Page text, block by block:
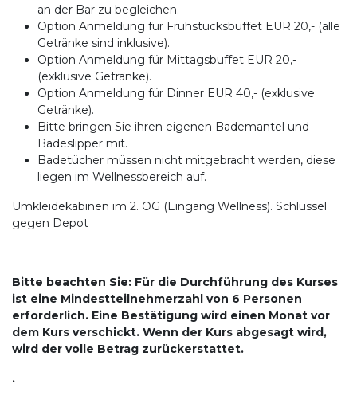
an der Bar zu begleichen.
Option Anmeldung für Frühstücksbuffet EUR 20,- (alle
Getränke sind inklusive).
Option Anmeldung für Mittagsbuffet EUR 20,-
(exklusive Getränke).
Option Anmeldung für Dinner EUR 40,- (exklusive
Getränke).
Bitte bringen Sie ihren eigenen Bademantel und
Badeslipper mit.
Badetücher müssen nicht mitgebracht werden, diese
liegen im Wellnessbereich auf.
Umkleidekabinen im 2. OG (Eingang Wellness). Schlüssel
gegen Depot
Bitte beachten Sie: Für die Durchführung des Kurses
ist eine Mindestteilnehmerzahl von 6 Personen
erforderlich. Eine Bestätigung wird einen Monat vor
dem Kurs verschickt. Wenn der Kurs abgesagt wird,
wird der volle Betrag zurückerstattet.
.